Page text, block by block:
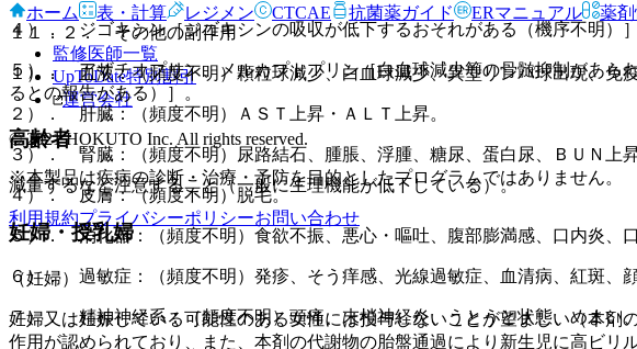
４）． ジゴキシン［ジゴキシンの吸収が低下するおそれがある（機序不明）］
５）． アザチオプリン、メルカプトプリン［白血球減少等の骨髄抑制があら
るとの報告がある）］。
高齢者
減量するなど注意すること（一般に生理機能が低下している）。
妊婦・授乳婦
（妊婦）
妊婦又は妊娠している可能性のある女性には投与しないことが望ましい（本
作用が認められており、また、本剤の代謝物の胎盤通過により新生児に高ビリ
１１．２． その他の副作用
１）． 血液：（頻度不明）顆粒球減少、白血球減少、異型リンパ球出現、免
２）． 肝臓：（頻度不明）ＡＳＴ上昇・ＡＬＴ上昇。
３）． 腎臓：（頻度不明）尿路結石、腫脹、浮腫、糖尿、蛋白尿、ＢＵＮ上昇
４）． 皮膚：（頻度不明）脱毛。
５）． 消化器：（頻度不明）食欲不振、悪心・嘔吐、腹部膨満感、口内炎、
６）． 過敏症：（頻度不明）発疹、そう痒感、光線過敏症、血清病、紅斑、
７）． 精神神経系：（頻度不明）頭痛、末梢神経炎、うとうと状態、めまい
ホーム
表・計算 レジメン CTCAE 抗菌薬ガイド ERマニュアル 薬
監修医師一覧
UpToDate特別割引
運営会社
© 2021 HOKUTO Inc. All rights reserved.
※本製品は疾病の診断・治療・予防を目的としたプログラムではありません。
利用規約プライバシーポリシーお問い合わせ